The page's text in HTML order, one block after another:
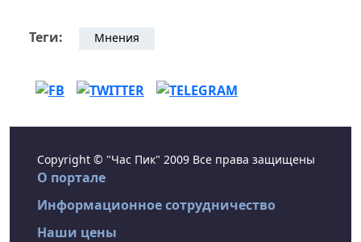
Теги: Мнения
Copyright © "Час Пик" 2009 Все права защищены
О портале
Информационное сотрудничество
Наши цены